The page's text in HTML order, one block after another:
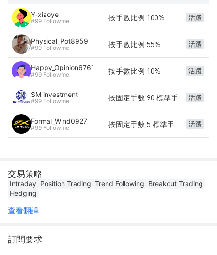
Y-xiaoye
#99 Followme 按手數比例 100% 活躍
Physical_Pot8959
#99 Followme 按手數比例 55% 活躍
Happy_Opinion6761
#99 Followme 按手數比例 10% 活躍
SM investment
#99 Followme 按固定手數 90 標準手 活躍
Formal_Wind0927
#99 Followme 按固定手數 5 標準手 活躍
交易策略
Intraday Position Trading Trend Following Breakout Trading
Hedging
查看翻譯
訂閱要求